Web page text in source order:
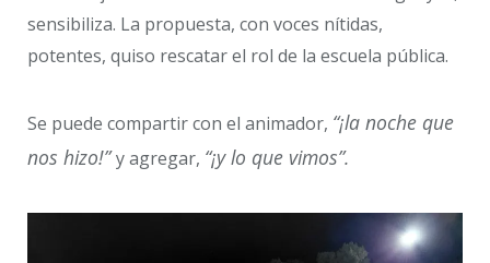
sensibiliza. La propuesta, con voces nítidas,
potentes, quiso rescatar el rol de la escuela pública.
Se puede compartir con el animador, “¡la noche que
nos hizo!”y agregar, “¡y lo que vimos”.